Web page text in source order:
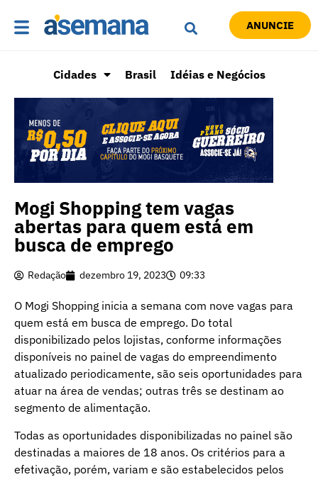
ANUNCIE
Cidades Brasil Idéias e Negócios
Mogi Shopping tem vagas
abertas para quem está em
busca de emprego
Redação dezembro 19, 2023 09:33
O Mogi Shopping inicia a semana com nove vagas para
quem está em busca de emprego. Do total
disponibilizado pelos lojistas, conforme informações
disponíveis no painel de vagas do empreendimento
atualizado periodicamente, são seis oportunidades para
atuar na área de vendas; outras três se destinam ao
segmento de alimentação.
Todas as oportunidades disponibilizadas no painel são
destinadas a maiores de 18 anos. Os critérios para a
efetivação, porém, variam e são estabelecidos pelos